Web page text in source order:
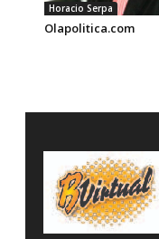
Horacio Serpa
Olapolitica.com